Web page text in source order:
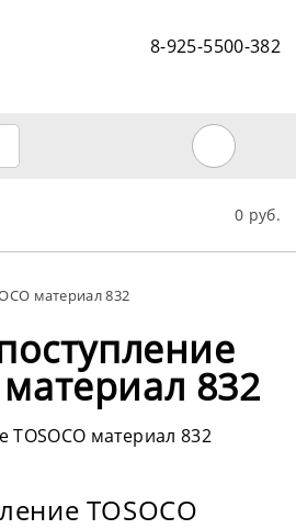
8-925-5500-382
0 руб.
материал 832
материал 832
TOSOCO